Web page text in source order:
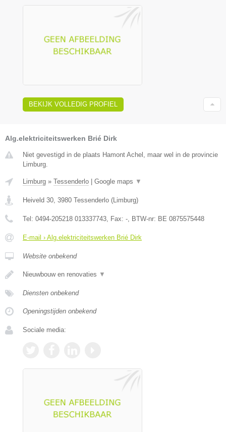
BEKIJK VOLLEDIG PROFIEL
Alg.elektriciteitswerken Brié Dirk
Niet gevestigd in de plaats Hamont Achel, maar wel in de provincie
Limburg.
Limburg » Tessenderlo Google maps ▼
Heiveld 30 3980 Tessenderlo ( Limburg)
Tel: 0494-205218 013337743 , Fax: - , BTW-nr: BE 0875575448
E-mail › Alg.elektriciteitswerken Brié Dirk
Website onbekend
Nieuwbouw en renovaties ▼
Diensten onbekend
Openingstijden onbekend
Sociale media: